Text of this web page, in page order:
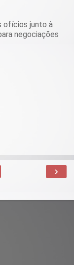
ofícios junto à
negociações
›